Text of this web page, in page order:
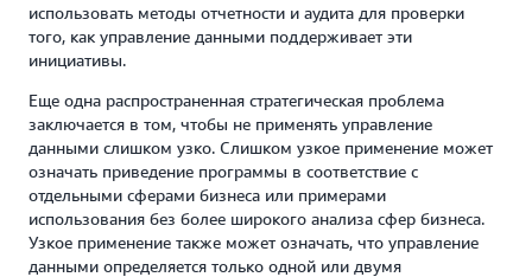
использовать методы отчетности и аудита для проверки
того, как управление данными поддерживает эти
инициативы.
Еще одна распространенная стратегическая проблема
заключается в том, чтобы не применять управление
данными слишком узко. Слишком узкое применение может
означать приведение программы в соответствие с
отдельными сферами бизнеса или примерами
использования без более широкого анализа сфер бизнеса.
Узкое применение также может означать, что управление
данными определяется только одной или двумя